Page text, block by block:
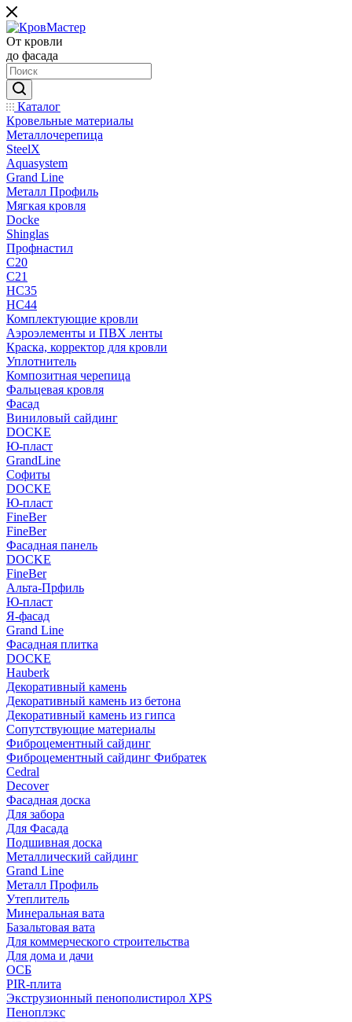
От кровли
до фасада
Каталог
Кровельные материалы
Металлочерепица
SteelX
Aquasystem
Grand Line
Металл Профиль
Мягкая кровля
Docke
Shinglas
Профнастил
C20
C21
НС35
НС44
Комплектующие кровли
Аэроэлементы и ПВХ ленты
Краска, корректор для кровли
Уплотнитель
Композитная черепица
Фальцевая кровля
Фасад
Виниловый сайдинг
DOCKE
Ю-пласт
GrandLine
Софиты
DOCKE
Ю-пласт
FineBer
FineBer
Фасадная панель
DOCKE
FineBer
Альта-Прфиль
Ю-пласт
Я-фасад
Grand Line
Фасадная плитка
DOCKE
Hauberk
Декоративный камень
Декоративный камень из бетона
Декоративный камень из гипса
Сопутствующие материалы
Фиброцементный сайдинг
Фиброцементный сайдинг Фибратек
Cedral
Decover
Фасадная доска
Для забора
Для Фасада
Подшивная доска
Металлический сайдинг
Grand Line
Металл Профиль
Утеплитель
Минеральная вата
Базальтовая вата
Для коммерческого строительства
Для дома и дачи
ОСБ
PIR-плита
Экструзионный пенополистирол XPS
Пеноплэкс